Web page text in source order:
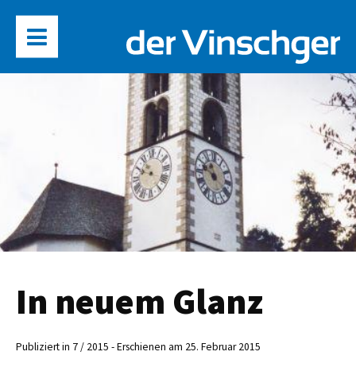
In neuem Glanz
Publiziert in 7 / 2015 - Erschienen am 25. Februar 2015